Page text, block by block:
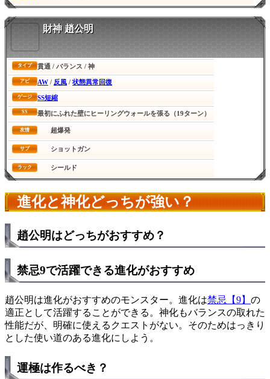
財神 趙公明
タイプ 貫通 / バランス / 神
アビ AW / 反風 /状態異常回復
ゲージ SS短縮
SS 最初にふれた壁にヒーリングウォールを張る（19ターン）
友情 超爆発
サブ ショットガン
ラック シールド
進化と神化どっちが強い？
趙公明はどっちがおすすめ？
禁忌9で活躍できる進化がおすすめ
趙公明は進化がおすすめのモンスター。進化は禁忌【9】 の
適正として活躍することができる。神化もバランスの取れた
性能だが、明確に使えるクエストがない。そのためはっきり
とした使い道のある進化にしよう。
運極は作るべき？